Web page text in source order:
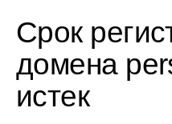
Срок
домена
истек